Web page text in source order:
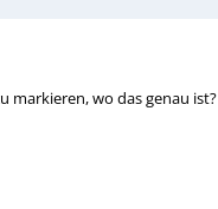
markieren, wo das genau ist?